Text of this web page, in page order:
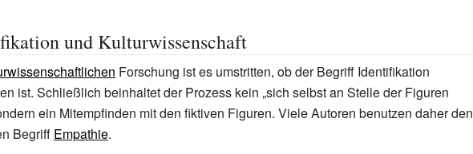
und Kulturwissenschaft
Forschung ist es umstritten, ob der Begriff Identifikation
ist. Schließlich beinhaltet der Prozess kein „sich selbst an Stelle der Figuren
ein Mitempfinden mit den fiktiven Figuren. Viele Autoren benutzen daher den
Begriff Empathie.